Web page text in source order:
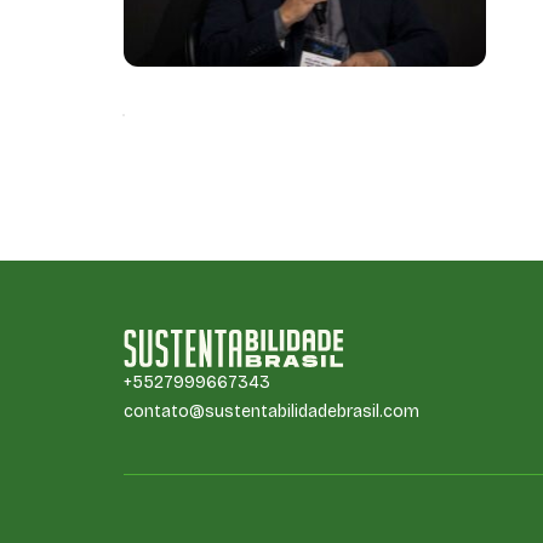
+5527999667343
contato@sustentabilidadebrasil.com